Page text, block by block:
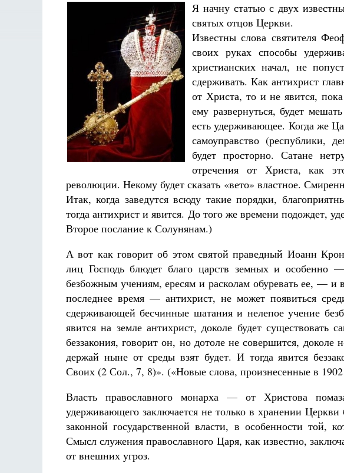
Я начну статью с двух
святых отцов Церкви.
Известны слова святителя
своих руках способы
христианских начал, не
сдерживать. Как антихрист
от Христа, то и не явится,
ему развернуться, будет
есть удерживающее. Когда же
самоуправство (республики,
будет просторно. Сатане
отречения от Христа, как
революции. Некому будет сказать «вето» властное.
Итак, когда заведутся всюду такие порядки,
тогда антихрист и явится. До того же времени подождет,
Второе послание к Солунянам.)
А вот как говорит об этом святой праведный Иоанн
лиц Господь блюдет благо царств земных и особенно
безбожным учениям, ересям и расколам обуревать ее, — и
последнее время — антихрист, не может появиться
сдерживающей бесчинные шатания и нелепое учение
явится на земле антихрист, доколе будет существовать
беззакония, говорит он, но дотоле не совершится,
держай ныне от среды взят будет. И тогда явится
Своих (2 Сол., 7, 8)». («Новые слова, произнесенные в 1902
Власть православного монарха — от Христова
удерживающего заключается не только в хранении
законной государственной власти, в особенности той,
Смысл служения православного Царя, как известно,
от внешних угроз.
Разлуки не будет
Фредерика де Грааф
Как найти своё место в
Кирилл Мурышев